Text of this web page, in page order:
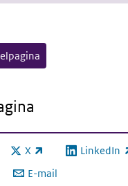
X
(externe link) LinkedIn
(externe link)
E-mail